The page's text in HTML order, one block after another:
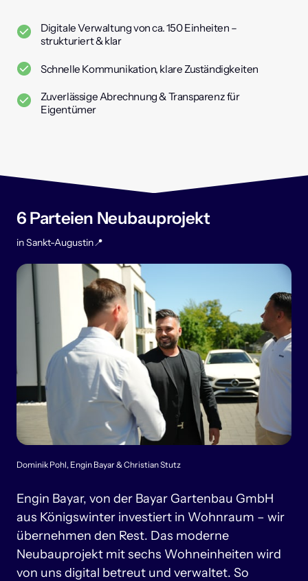
Digitale Verwaltung von ca. 150 Einheiten –
strukturiert & klar
Schnelle Kommunikation, klare Zuständigkeiten
Zuverlässige Abrechnung & Transparenz für
Eigentümer
6 Parteien Neubauprojekt
in Sankt-Augustin📍
Dominik Pohl, Engin Bayar & Christian Stutz
Engin Bayar, von der Bayar Gartenbau
aus Königswinter investiert in Wohnraum –
übernehmen den Rest. Das
Neubauprojekt mit sechs Wohneinheiten
von uns digital betreut und verwaltet.